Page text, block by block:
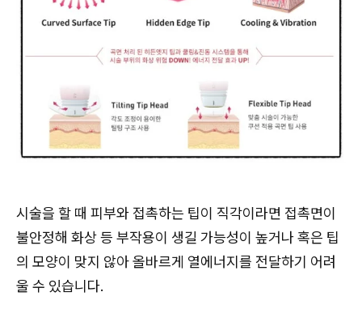
시술을 할 때 피부와 접촉하는 팁이 직각이라면 접촉면이
불안정해 화상 등 부작용이 생길 가능성이 높거나 혹은 팁
의 모양이 맞지 않아 올바르게 열에너지를 전달하기 어려
울 수 있습니다.